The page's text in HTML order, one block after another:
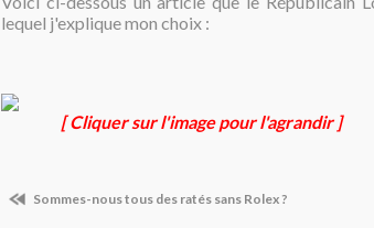
lequel j'explique mon choix :
[ Cliquer sur l'image pour l'agrandir ]
Sommes-nous tous des ratés sans Rolex ?